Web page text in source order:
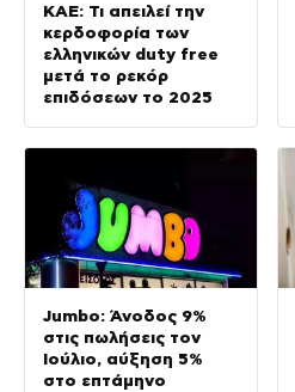
ΚΑΕ: Τι απειλεί την
κερδοφορία των
ελληνικών duty free
μετά το ρεκόρ
επιδόσεων το 2025
Jumbo: Άνοδος 9%
στις πωλήσεις τον
Ιούλιο, αύξηση 5%
στο επτάμηνο